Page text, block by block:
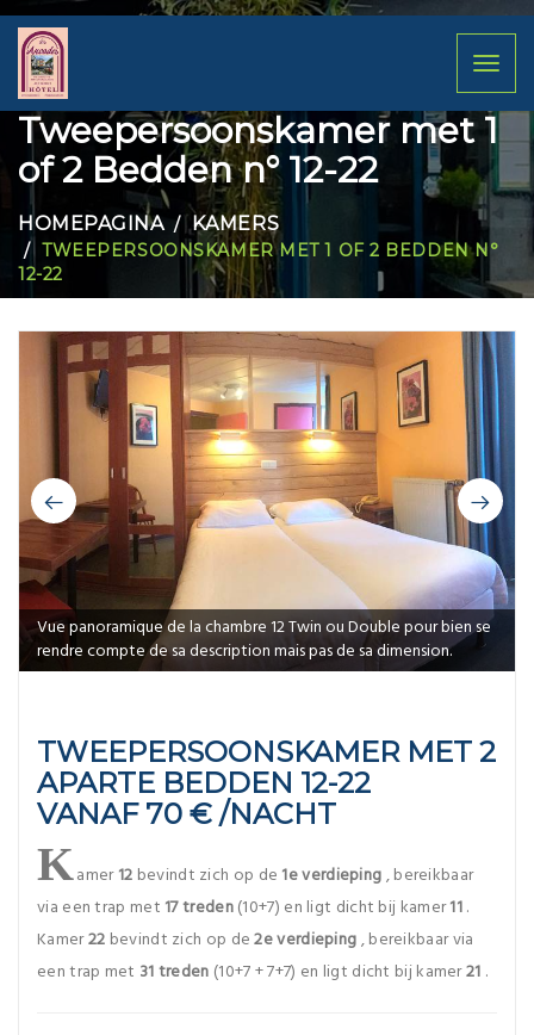
Tweepersoonskamer met 1
of 2 Bedden n° 12-22
HOMEPAGINA KAMERS
TWEEPERSOONSKAMER MET 1 OF 2 BEDDEN N°
12-22
Vue panoramique de la chambre 12 Twin ou Double pour bien se
rendre compte de sa description mais pas de sa dimension.
TWEEPERSOONSKAMER MET 2
APARTE BEDDEN 12-22
VANAF 70 € /NACHT
Kamer12 bevindt zich op de 1e verdieping, bereikbaar
via een trap met 17 treden(10+7) en ligt dicht bij kamer11.
Kamer22 bevindt zich op de2e verdieping, bereikbaar via
een trap met 31 treden (10+7 + 7+7) en ligt dicht bij kamer21 .